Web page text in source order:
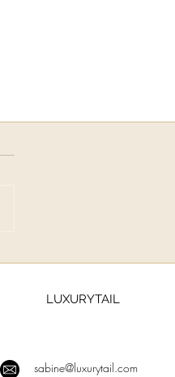
LUXURYTAIL
sabine@luxurytail.com